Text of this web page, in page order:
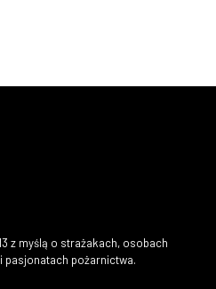
z myślą o strażakach, osobach
pasjonatach pożarnictwa.